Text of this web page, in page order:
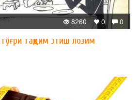
0
0
8260
тақдим этиш лозим